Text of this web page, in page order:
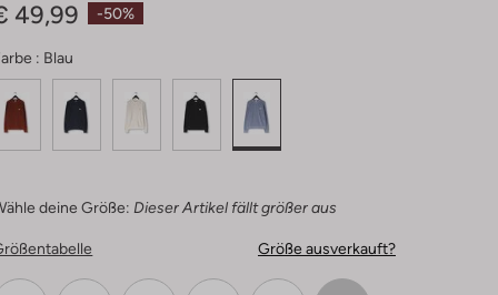
-50%
49,99
: Blau
deine Größe: Dieser Artikel fällt größer aus
Größe ausverkauft?